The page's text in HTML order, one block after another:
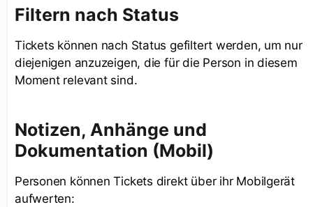
Filtern nach Status
Tickets können nach Status gefiltert werden, um nur
diejenigen anzuzeigen, die für die Person in diesem
Moment relevant sind.
Notizen, Anhänge und
Dokumentation (Mobil)
Personen können Tickets direkt über ihr Mobilgerät
aufwerten: